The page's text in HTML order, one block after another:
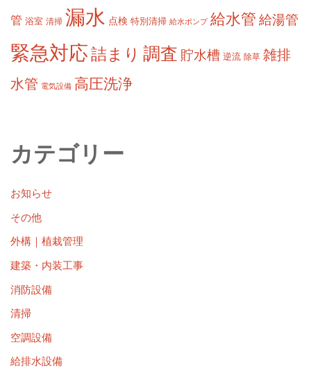
管 浴室 清掃 漏水 点検 特別清掃 給水ポンプ 給水管 給湯管
緊急対応詰まり 調査 貯水槽 逆流 除草 雑排
水管 電気設備 高圧洗浄
カテゴリー
お知らせ
その他
外構｜植栽管理
建築・内装工事
消防設備
清掃
空調設備
給排水設備